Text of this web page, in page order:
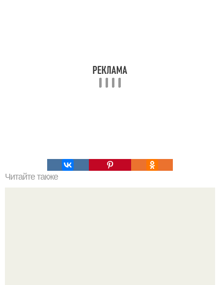
Читайте также